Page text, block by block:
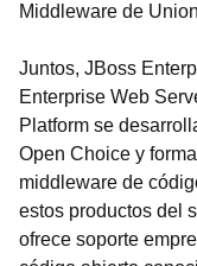
Middleware de
Juntos, JBoss
Enterprise Web
Platform se
Open Choice y
middleware de
estos productos del
ofrece soporte